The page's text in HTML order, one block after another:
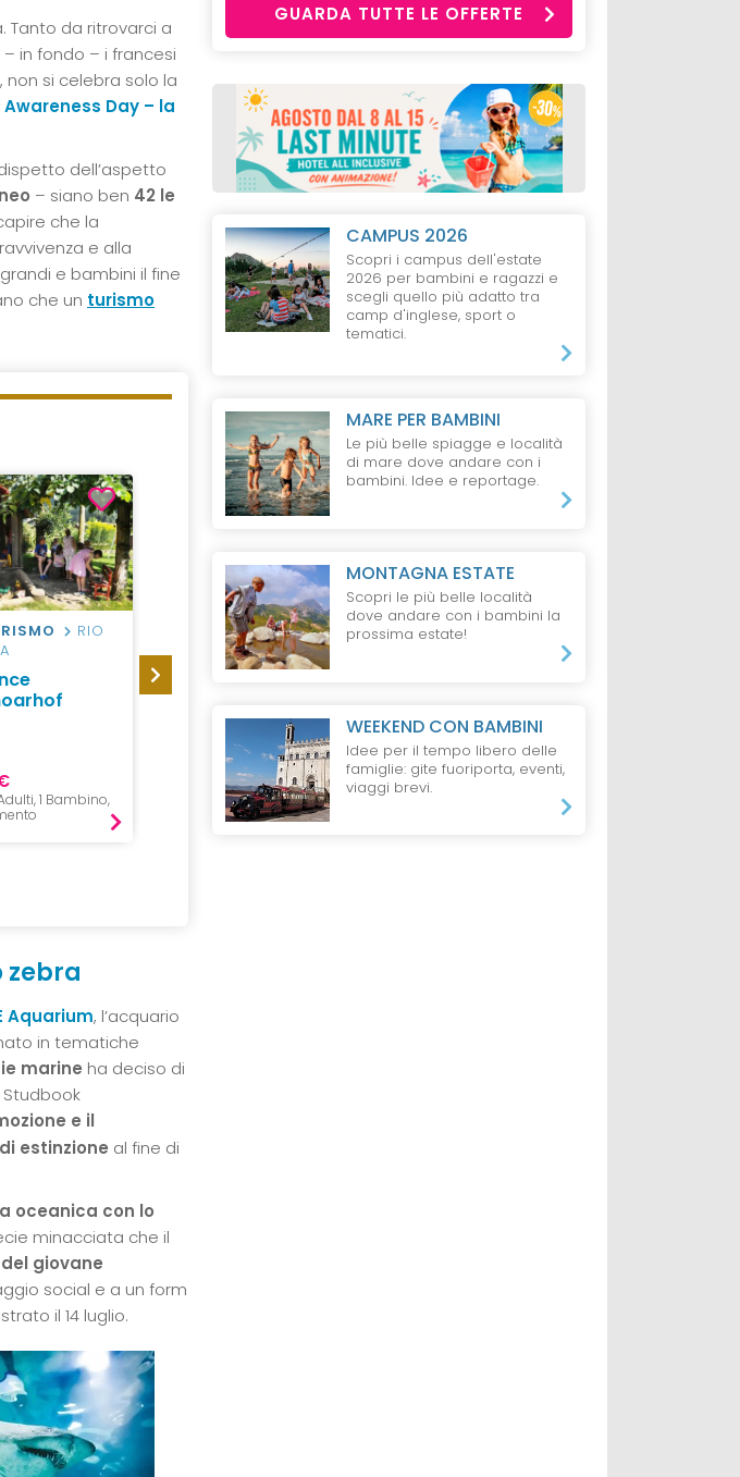
Tanto da ritrovarci a
in fondo – i francesi
non si celebra solo la
Awareness Day – la
dell’aspetto
– siano ben 42 le
che la
e alla
e bambini il fine
che un turismo
RIO
1 Bambino,
RESIDENCE
VAL
D'OSSOLA
Incanto Walser
Apartments
da 329 €
2 Notti, 2 Adulti + 2 Bambini,
Pernottamento
HOTEL ALTO ADIGE
da 235 €
1 Notte, 1 Adulto,
zebra
Aquarium, l’acquario
in tematiche
marine ha deciso di
Studbook
e il
estinzione al fine di
oceanica con lo
minacciata che il
giovane
social e a un form
il 14 luglio.
GUARDA TUTTE LE OFFERTE
CAMPUS 2026
Scopri i campus dell'estate
2026 per bambini e ragazzi e
scegli quello più adatto tra
camp d'inglese, sport o
tematici.
MARE PER BAMBINI
Le più belle spiagge e località
di mare dove andare con i
bambini. Idee e reportage.
MONTAGNA ESTATE
Scopri le più belle località
dove andare con i bambini la
prossima estate!
WEEKEND CON BAMBINI
Idee per il tempo libero delle
famiglie: gite fuoriporta, eventi,
viaggi brevi.